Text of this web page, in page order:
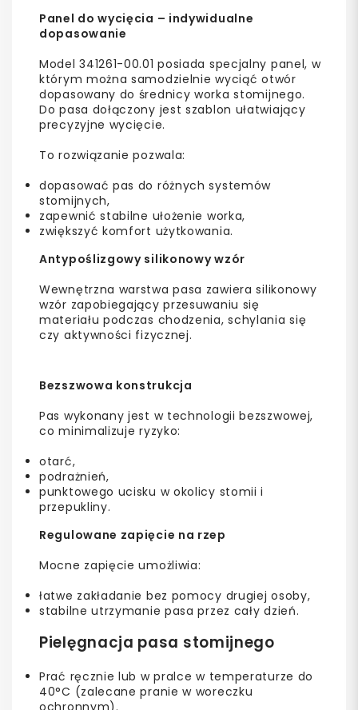
Panel do wycięcia – indywidualne
dopasowanie
Model 341261-00.01 posiada specjalny panel, w
którym można samodzielnie wyciąć otwór
dopasowany do średnicy worka stomijnego.
Do pasa dołączony jest szablon ułatwiający
precyzyjne wycięcie.
To rozwiązanie pozwala:
dopasować pas do różnych systemów
stomijnych,
zapewnić stabilne ułożenie worka,
zwiększyć komfort użytkowania.
Antypoślizgowy silikonowy wzór
Wewnętrzna warstwa pasa zawiera silikonowy
wzór zapobiegający przesuwaniu się
materiału podczas chodzenia, schylania się
czy aktywności fizycznej.
Bezszwowa konstrukcja
Pas wykonany jest w technologii bezszwowej,
co minimalizuje ryzyko:
otarć,
podrażnień,
punktowego ucisku w okolicy stomii i
przepukliny.
Regulowane zapięcie na rzep
Mocne zapięcie umożliwia:
łatwe zakładanie bez pomocy drugiej osoby,
stabilne utrzymanie pasa przez cały dzień.
Pielęgnacja pasa stomijnego
Prać ręcznie lub w pralce w temperaturze do
40°C (zalecane pranie w woreczku
ochronnym).